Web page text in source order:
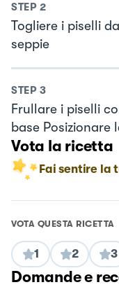
STEP 2
Togliere i piselli
seppie
STEP 3
Frullare i piselli
base Posizionare
Vota la ricetta
Fai sentire la
VOTA QUESTA RICETTA
1 2 3
Domande e